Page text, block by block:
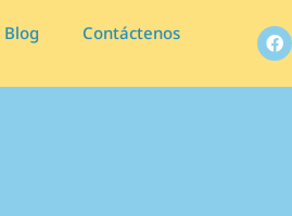
Blog Contáctenos